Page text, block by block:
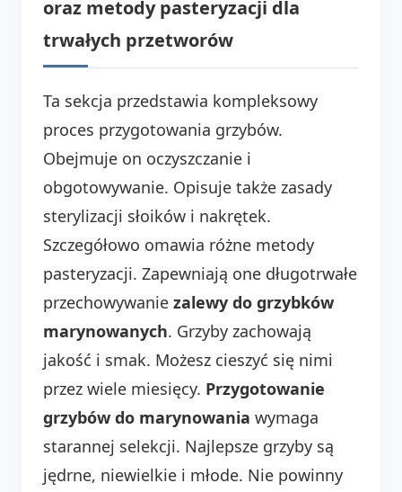
oraz metody pasteryzacji dla
trwałych przetworów
Ta sekcja przedstawia kompleksowy
proces przygotowania grzybów.
Obejmuje on oczyszczanie i
obgotowywanie. Opisuje także zasady
sterylizacji słoików i nakrętek.
Szczegółowo omawia różne metody
pasteryzacji. Zapewniają one długotrwałe
przechowywanie zalewy do grzybków
marynowanych. Grzyby zachowają
jakość i smak. Możesz cieszyć się nimi
przez wiele miesięcy. Przygotowanie
grzybów do marynowania wymaga
starannej selekcji. Najlepsze grzyby są
jędrne, niewielkie i młode. Nie powinny